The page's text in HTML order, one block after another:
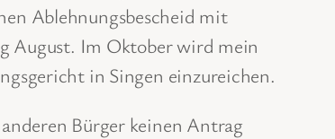
Ablehnungsbescheid mit
August. Im Oktober wird mein
in Singen einzureichen.
Bürger keinen Antrag